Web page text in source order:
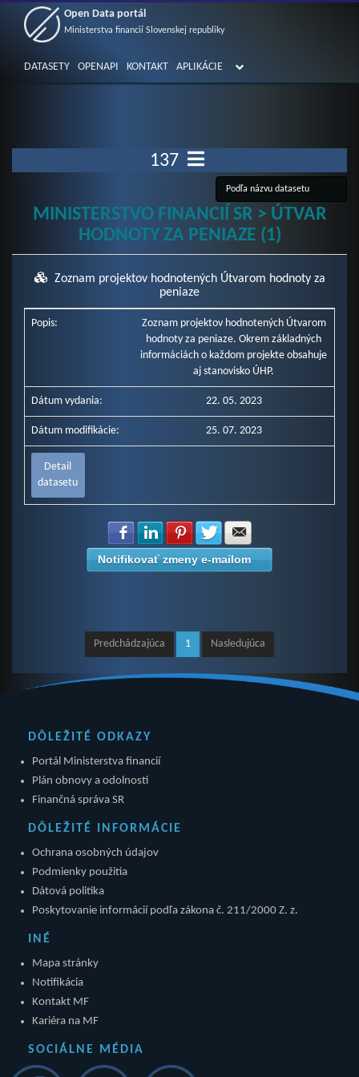
Open Data portál
Ministerstva financií Slovenskej republiky
DATASETY OPENAPI KONTAKT APLIKÁCIE
137
MINISTERSTVO FINANCIÍ SR > ÚTVAR
HODNOTY ZA PENIAZE (1)
Zoznam projektov hodnotených Útvarom hodnoty za
peniaze
Popis:
Zoznam projektov hodnotených Útvarom
hodnoty za peniaze. Okrem základných
informáciách o každom projekte obsahuje
aj stanovisko ÚHP.
Dátum vydania: 22. 05. 2023
Dátum modifikácie: 25. 07. 2023
Detail
datasetu
Zdielať na Facebook
Zdielať na LinkedIn
Zdielať na Pinterest
Zdielať na Twitter
Notifikovať zmeny e-mailom
Predchádzajúca 1 Nasledujúca
DÔLEŽITÉ ODKAZY
Portál Ministerstva financií
Plán obnovy a odolnosti
Finančná správa SR
DÔLEŽITÉ INFORMÁCIE
Ochrana osobných údajov
Podmienky použitia
Dátová politika
Poskytovanie informácií podľa zákona č. 211/2000 Z. z.
INÉ
Mapa stránky
Notifikácia
Kontakt MF
Kariéra na MF
SOCIÁLNE MÉDIA